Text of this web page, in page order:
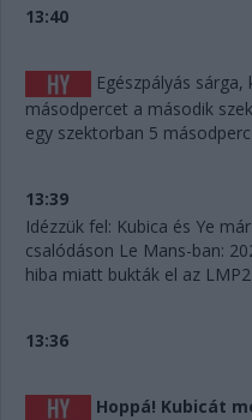
13:40
Egészpályás
másodpercet a második
egy szektorban 5
13:39
Idézzük fel: Kubica és Ye
csalódáson Le Mans-ban:
hiba miatt bukták el az
13:36
Hoppá! Kubicát